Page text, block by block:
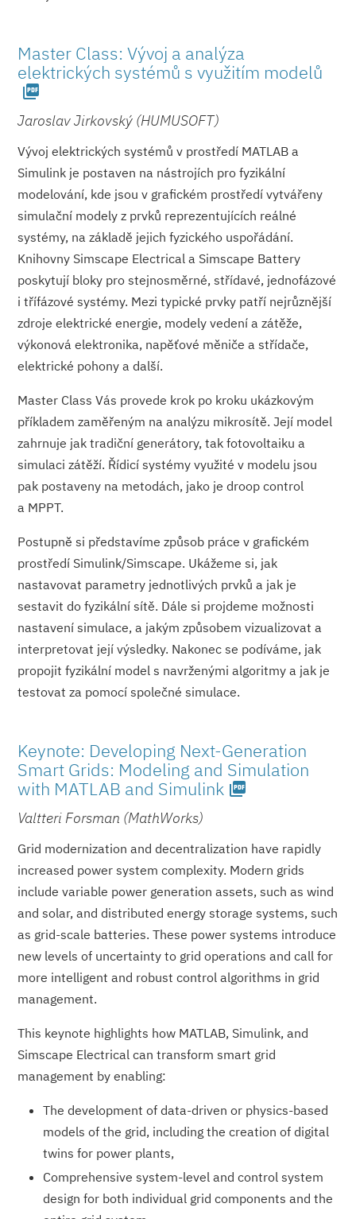
Master Class: Vývoj a analýza
elektrických systémů s využitím modelů
picture_as_pdf
Jaroslav Jirkovský (HUMUSOFT)
Vývoj elektrických systémů v prostředí MATLAB a
Simulink je postaven na nástrojích pro fyzikální
modelování, kde jsou v grafickém prostředí vytvářeny
simulační modely z prvků reprezentujících reálné
systémy, na základě jejich fyzického uspořádání.
Knihovny Simscape Electrical a Simscape Battery
poskytují bloky pro stejnosměrné, střídavé, jednofázové
i třífázové systémy. Mezi typické prvky patří nejrůznější
zdroje elektrické energie, modely vedení a zátěže,
výkonová elektronika, napěťové měniče a střídače,
elektrické pohony a další.
Master Class Vás provede krok po kroku ukázkovým
příkladem zaměřeným na analýzu mikrosítě. Její model
zahrnuje jak tradiční generátory, tak fotovoltaiku a
simulaci zátěží. Řídicí systémy využité v modelu jsou
pak postaveny na metodách, jako je droop control
a MPPT.
Postupně si představíme způsob práce v grafickém
prostředí Simulink/Simscape. Ukážeme si, jak
nastavovat parametry jednotlivých prvků a jak je
sestavit do fyzikální sítě. Dále si projdeme možnosti
nastavení simulace, a jakým způsobem vizualizovat a
interpretovat její výsledky. Nakonec se podíváme, jak
propojit fyzikální model s navrženými algoritmy a jak je
testovat za pomocí společné simulace.
Keynote: Developing Next-Generation
Smart Grids: Modeling and Simulation
with MATLAB and Simulink picture_as_pdf
Valtteri Forsman (MathWorks)
Grid modernization and decentralization have rapidly
increased power system complexity. Modern grids
include variable power generation assets, such as wind
and solar, and distributed energy storage systems, such
as grid-scale batteries. These power systems introduce
new levels of uncertainty to grid operations and call for
more intelligent and robust control algorithms in grid
management.
This keynote highlights how MATLAB, Simulink, and
Simscape Electrical can transform smart grid
management by enabling:
The development of data-driven or physics-based
models of the grid, including the creation of digital
twins for power plants,
Comprehensive system-level and control system
design for both individual grid components and the